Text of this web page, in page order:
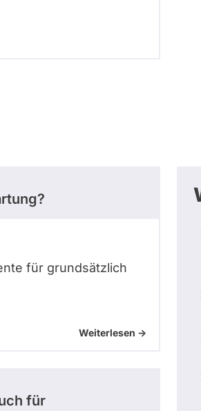
für grundsätzlich
Weiterlesen ->
für